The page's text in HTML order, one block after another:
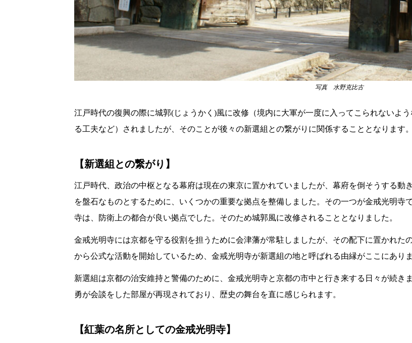
写真 水野克比古
江戸時代の復興の際に城郭(じょうかく)風に改修（境内に大軍が一度に入ってこられないよ
る工夫など）されましたが、そのことが後々の新選組との繋がりに関係することとなります。
【新選組との繋がり】
江戸時代、政治の中枢となる幕府は現在の東京に置かれていましたが、幕府を倒そうする動
を盤石なものとするために、いくつかの重要な拠点を整備しました。その一つが金戒光明寺
寺は、防衛上の都合が良い拠点でした。そのため城郭風に改修されることとなりました。
金戒光明寺には京都を守る役割を担うために会津藩が常駐しましたが、その配下に置かれた
から公式な活動を開始しているため、金戒光明寺が新選組の地と呼ばれる由縁がここにありま
新選組は京都の治安維持と警備のために、金戒光明寺と京都の市中と行き来する日々が続き
勇が会談をした部屋が再現されており、歴史の舞台を直に感じられます。
【紅葉の名所としての金戒光明寺】